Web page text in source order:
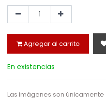
Agregar al carrito
En existencias
Las imágenes son